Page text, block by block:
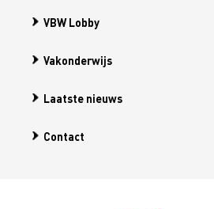
VBW Lobby
Vakonderwijs
Laatste nieuws
Contact